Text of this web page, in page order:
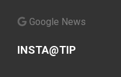
Google News
INSTA@TIP